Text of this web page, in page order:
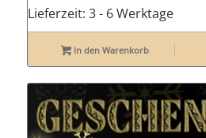
Lieferzeit: 3 - 6 Werktage
In den Warenkorb